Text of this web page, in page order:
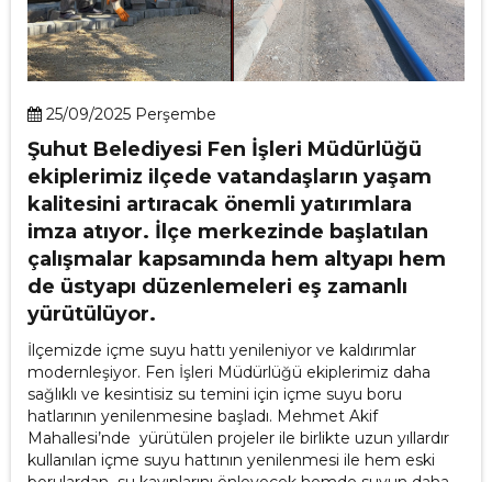
25/09/2025 Perşembe
Şuhut Belediyesi Fen İşleri Müdürlüğü
ekiplerimiz ilçede vatandaşların yaşam
kalitesini artıracak önemli yatırımlara
imza atıyor. İlçe merkezinde başlatılan
çalışmalar kapsamında hem altyapı hem
de üstyapı düzenlemeleri eş zamanlı
yürütülüyor.
İlçemizde içme suyu hattı yenileniyor ve kaldırımlar
modernleşiyor. Fen İşleri Müdürlüğü ekiplerimiz daha
sağlıklı ve kesintisiz su temini için içme suyu boru
hatlarının yenilenmesine başladı. Mehmet Akif
Mahallesi’nde yürütülen projeler ile birlikte uzun yıllardır
kullanılan içme suyu hattının yenilenmesi ile hem eski